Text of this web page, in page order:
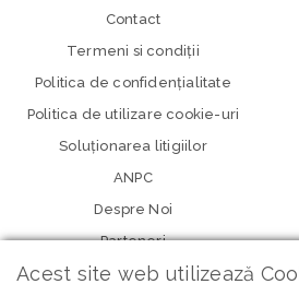
Contact
Termeni si condiţii
Politica de confidenţialitate
Politica de utilizare cookie-uri
Soluționarea litigiilor
ANPC
Despre Noi
Parteneri
Acest site web utilizează